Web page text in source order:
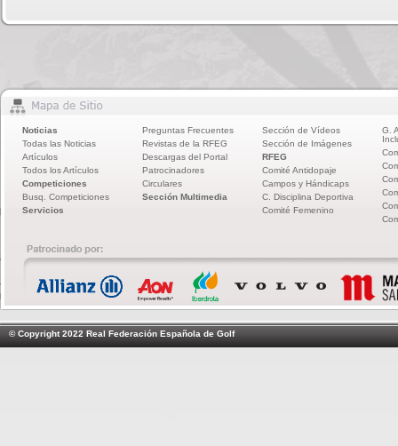
Noticias
Todas las Noticias
Artículos
Todos los Artículos
Competiciones
Busq. Competiciones
Servicios
Preguntas Frecuentes
Revistas de la RFEG
Descargas del Portal
Patrocinadores
Circulares
Sección Multimedia
Sección de Vídeos
Sección de Imágenes
RFEG
Comité Antidopaje
Campos y Hándicaps
C. Disciplina Deportiva
Comité Femenino
G.
© Copyright 2022 Real Federación Española de Golf